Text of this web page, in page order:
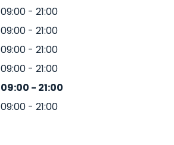
09:00 - 21:00
09:00 - 21:00
09:00 - 21:00
09:00 - 21:00
09:00 - 21:00
09:00 - 21:00